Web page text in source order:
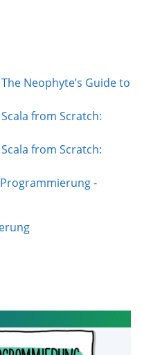
Neophyte’s Guide to
from Scratch:
from Scratch:
-